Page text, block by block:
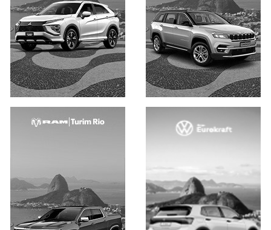
Saiba mais Saiba mais